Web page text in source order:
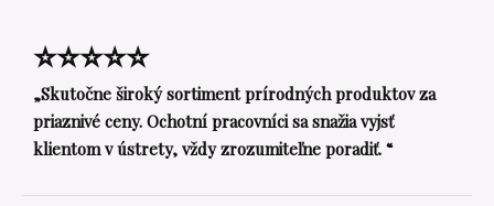
⭐⭐⭐⭐⭐
„Skutočne široký sortiment prírodných produktov za
priaznivé ceny. Ochotní pracovníci sa snažia vyjsť
klientom v ústrety, vždy zrozumiteľne poradiť. “